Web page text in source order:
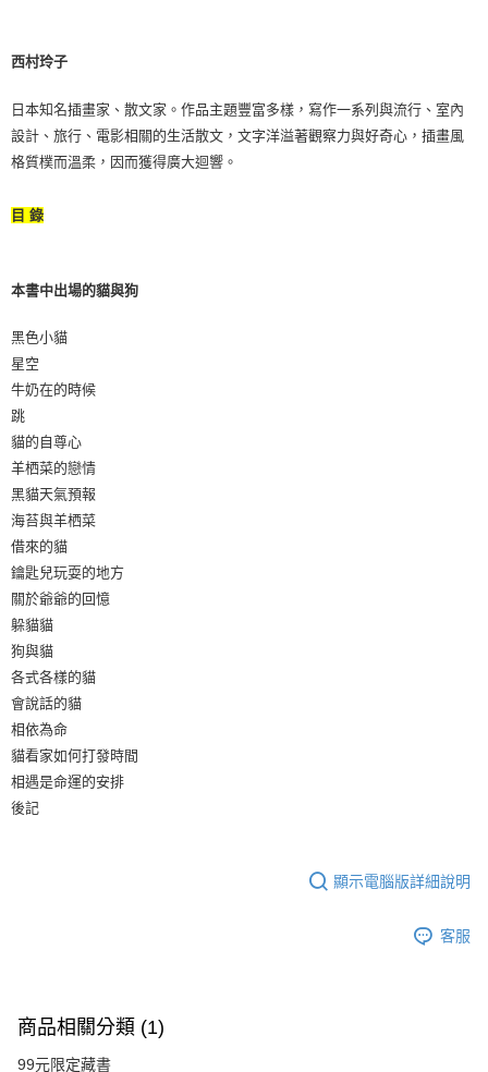
西村玲子
日本知名插畫家、散文家。作品主題豐富多樣，寫作一系列與流行、室內
設計、旅行、電影相關的生活散文，文字洋溢著觀察力與好奇心，插畫風
格質樸而溫柔，因而獲得廣大迴響。
目 錄
本書中出場的貓與狗
黑色小貓
星空
牛奶在的時候
跳
貓的自尊心
羊栖菜的戀情
黑貓天氣預報
海苔與羊栖菜
借來的貓
鑰匙兒玩耍的地方
關於爺爺的回憶
躲貓貓
狗與貓
各式各樣的貓
會說話的貓
相依為命
貓看家如何打發時間
相遇是命運的安排
後記
顯示電腦版詳細說明
客服
商品相關分類 (1)
99元限定藏書